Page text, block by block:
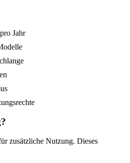
Jahr
zusätzliche Nutzung. Dieses